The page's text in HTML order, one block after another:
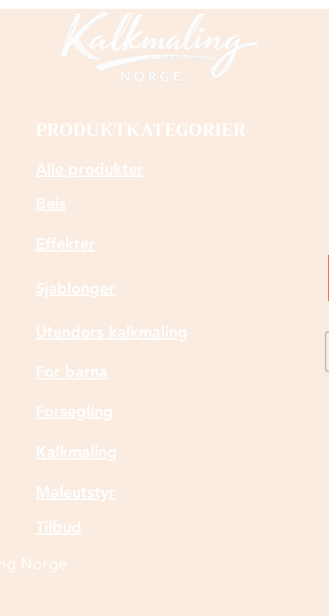
PRODUKTKATEGORIER
Alle produkter
Beis
Effekter
Sjablonger
Utendørs kalkmaling
For barna
Forsegling
Kalkmaling
Maleutstyr
Tilbud
Norge